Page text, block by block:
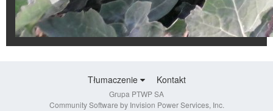
Tłumaczenie Kontakt
Grupa PTWP SA
Community Software by Invision Power Services, Inc.